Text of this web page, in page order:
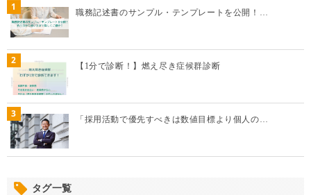
1 職務記述書のサンプル・テンプレートを公開！…
2 【1分で診断！】燃え尽き症候群診断
3 「採用活動で優先すべきは数値目標より個人の…
タグ一覧